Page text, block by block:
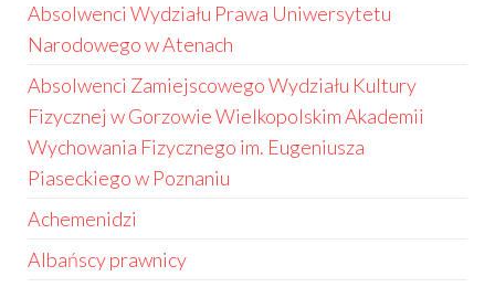
Absolwenci Wydziału Prawa Uniwersytetu
Narodowego w Atenach
Absolwenci Zamiejscowego Wydziału Kultury
Fizycznej w Gorzowie Wielkopolskim Akademii
Wychowania Fizycznego im. Eugeniusza
Piaseckiego w Poznaniu
Achemenidzi
Albańscy prawnicy